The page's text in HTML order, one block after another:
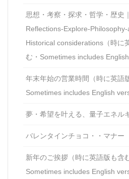
思想・考察・探求・哲学・歴史
Reflections-Explore-Philosophy-
Historical considerations（時に
む・Sometimes includes English
年末年始の営業時間（時に英語
Sometimes includes English
夢・希望を叶える、量子エネル
バレンタインチョコ・・マナー
新年のご挨拶（時に英語版も含
Sometimes includes English